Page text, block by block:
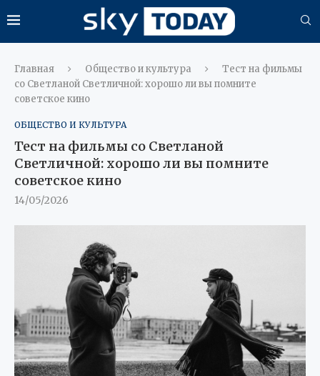
Главная Общество и культура
Тест на фильмы
со Светланой Светличной: хорошо ли вы помните
советское кино
ОБЩЕСТВО И КУЛЬТУРА
Тест на фильмы со Светланой
Светличной: хорошо ли вы помните
советское кино
14/05/2026